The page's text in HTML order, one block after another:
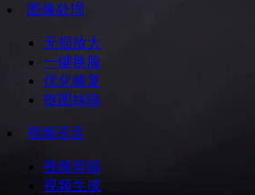
图像处理
无损放大
一键换脸
优化修复
抠图抹除
视频语音
视频剪辑
视频生成